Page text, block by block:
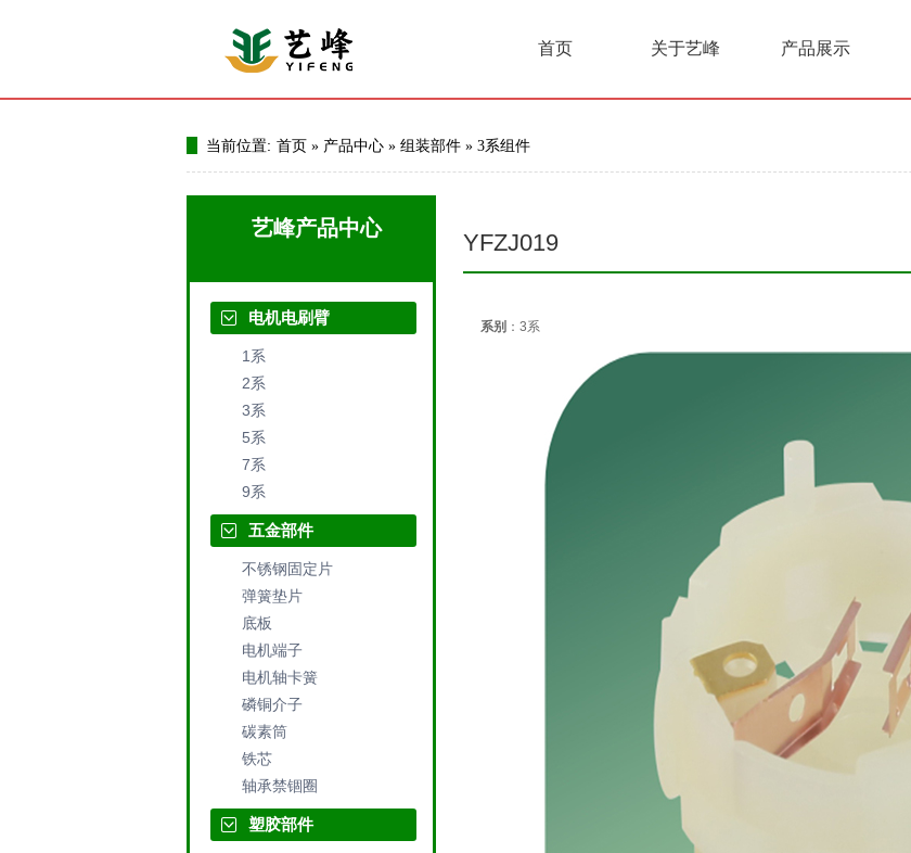
首页 关于艺峰 产品展示
当前位置: 首页 » 产品中心 » 组装部件 » 3系组件
YFZJ019
系别 ：3系
艺峰产品中心
电机电刷臂
1系
2系
3系
5系
7系
9系
五金部件
不锈钢固定片
弹簧垫片
底板
电机端子
电机轴卡簧
磷铜介子
碳素筒
铁芯
轴承禁锢圈
塑胶部件